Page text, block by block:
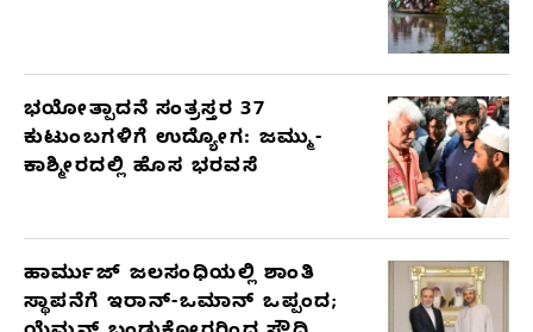
ಭಯೋತ್ಪಾದನೆ ಸಂತ್ರಸ್ತರ 37
ಕುಟುಂಬಗಳಿಗೆ ಉದ್ಯೋಗ: ಜಮ್ಮು-
ಕಾಶ್ಮೀರದಲ್ಲಿ ಹೊಸ ಭರವಸೆ
ಹಾರ್ಮುಜ್ ಜಲಸಂಧಿಯಲ್ಲಿ ಶಾಂತಿ
ಸ್ಥಾಪನೆಗೆ ಇರಾನ್-ಒಮಾನ್ ಒಪ್ಪಂದ;